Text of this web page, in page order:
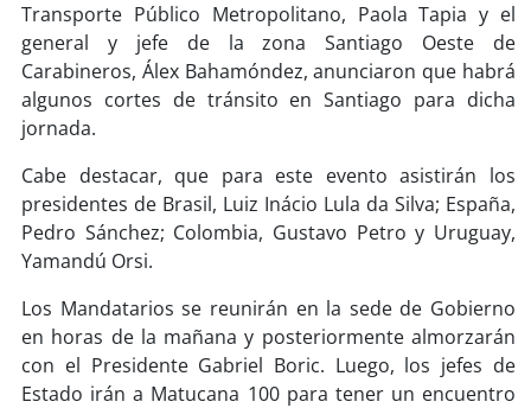
soy sanantonio
soychillán
soytalcahuano
soyconcepción
coronel
soy arauco
Transporte Público Metropolitano, Paola Tapia y el
general y jefe de la zona Santiago Oeste de
Carabineros, Álex Bahamóndez, anunciaron que habrá
algunos cortes de tránsito en Santiago para dicha
jornada.
Cabe destacar, que para este evento asistirán los
presidentes de Brasil, Luiz Inácio Lula da Silva; España,
Pedro Sánchez; Colombia, Gustavo Petro y Uruguay,
Yamandú Orsi.
Los Mandatarios se reunirán en la sede de Gobierno
en horas de la mañana y posteriormente almorzarán
con el Presidente Gabriel Boric. Luego, los jefes de
Estado irán a Matucana 100 para tener un encuentro